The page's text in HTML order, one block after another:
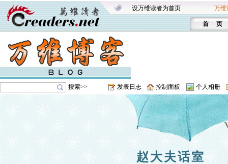
设万维读者为首页 万维
首 页
搜索>> 发表日志 控制面板 个人相册
赵大夫话室